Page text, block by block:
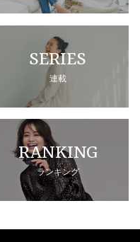
SERIES
連載
RANKING
ランキング